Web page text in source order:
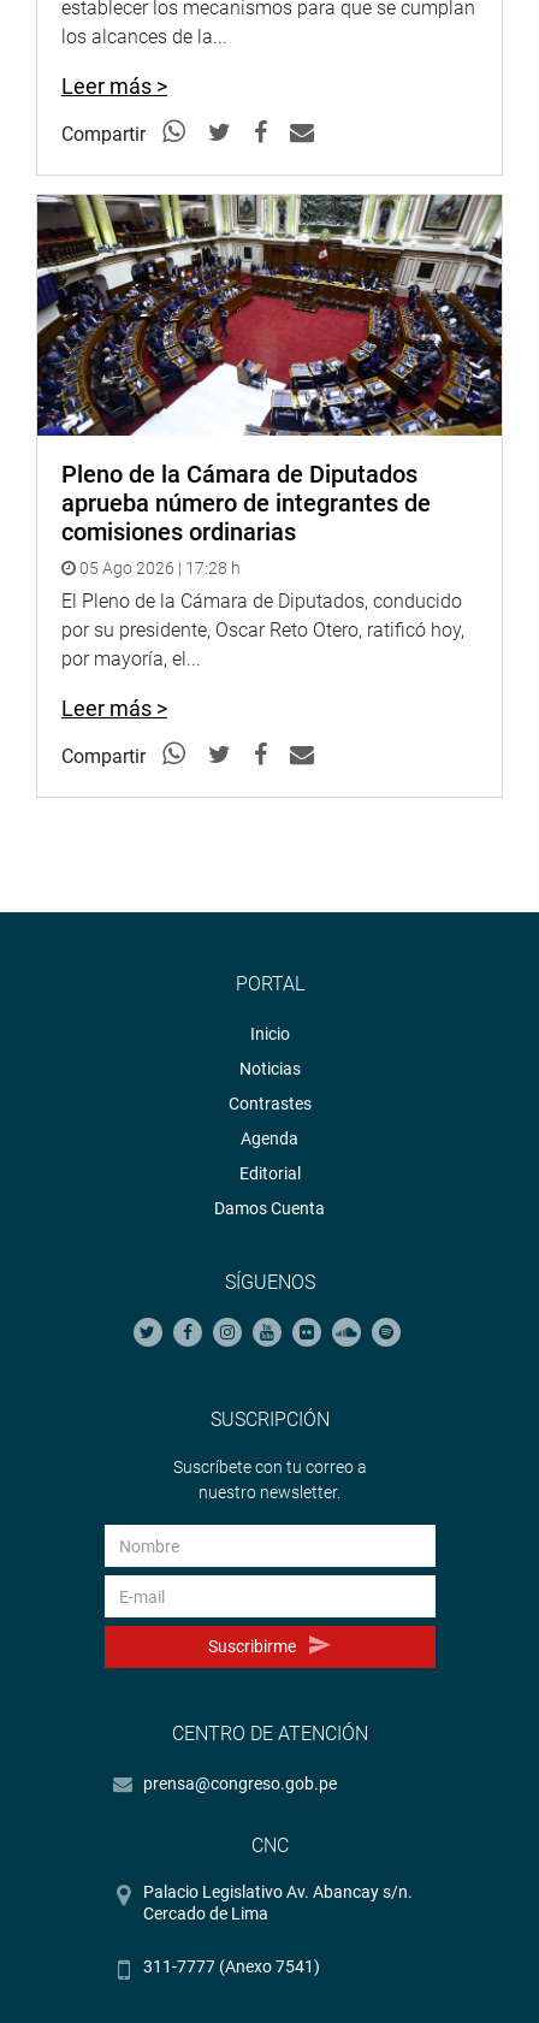
establecer los mecanismos para que se cumplan
los alcances de la...
Leer más >
Compartir
Pleno de la Cámara de Diputados
aprueba número de integrantes de
comisiones ordinarias
05 Ago 2026 | 17:28 h
El Pleno de la Cámara de Diputados, conducido
por su presidente, Oscar Reto Otero, ratificó hoy,
por mayoría, el...
Leer más >
Compartir
PORTAL
Inicio
Noticias
Contrastes
Agenda
Editorial
Damos Cuenta
SÍGUENOS
SUSCRIPCIÓN
Suscríbete con tu correo a
nuestro newsletter.
Suscribirme
CENTRO DE ATENCIÓN
prensa@congreso.gob.pe
CNC
Palacio Legislativo Av. Abancay s/n.
Cercado de Lima
311-7777 (Anexo 7541)